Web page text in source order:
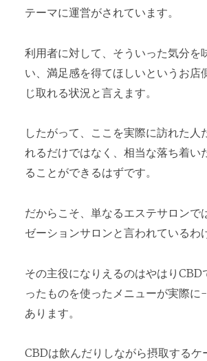
テーマに運営がされています。
利用者に対して、そういった気分を
い、満足感を得てほしいというお店
じ取れる状況と言えます。
したがって、ここを実際に訪れた人
れるだけではなく、相当な落ち着い
ることができるはずです。
だからこそ、単なるエステサロンで
ゼーションサロンと言われているわ
その主役になりえるのはやはりCBD
ったものを使ったメニューが実際
あります。
CBDは飲んだりしながら摂取するケ